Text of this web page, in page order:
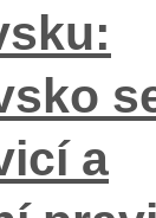
a